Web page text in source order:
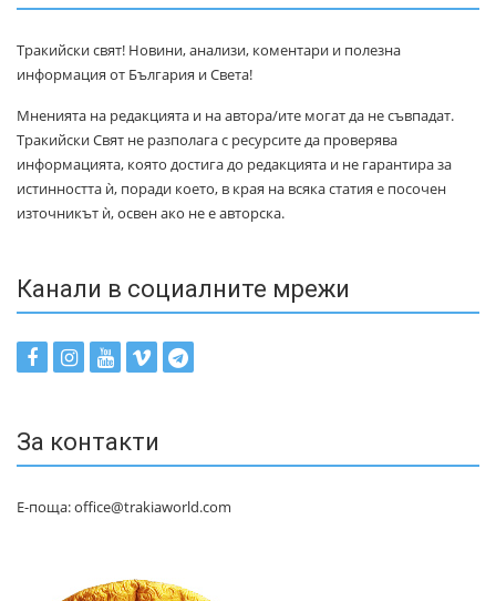
Тракийски свят! Новини, анализи, коментари и полезна
информация от България и Света!
Мненията на редакцията и на автора/ите могат да не съвпадат.
Тракийски Свят не разполага с ресурсите да проверява
информацията, която достига до редакцията и не гарантира за
истинността ѝ, поради което, в края на всяка статия е посочен
източникът ѝ, освен ако не е авторска.
Канали в социалните мрежи
За контакти
Е-поща: office@trakiaworld.com